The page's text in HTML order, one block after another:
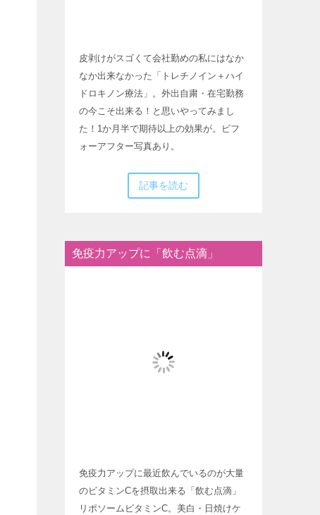
皮剥けがスゴくて会社勤めの私にはなか
なか出来なかった「トレチノイン＋ハイ
ドロキノン療法」。外出自粛・在宅勤務
の今こそ出来る！と思いやってみまし
た！1か月半で期待以上の効果が。ビフ
ォーアフター写真あり。
記事を読む
免疫力アップに「飲む点滴」
免疫力アップに最近飲んでいるのが大量
のビタミンCを摂取出来る「飲む点滴」
リポソームビタミンC。美白・日焼けケ